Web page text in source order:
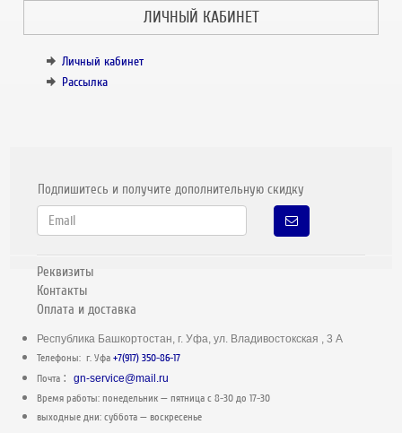
ЛИЧНЫЙ КАБИНЕТ
Личный кабинет
Рассылка
Подпишитесь и получите дополнительную скидку
Реквизиты
Контакты
Оплата и доставка
Республика Башкортостан, г. Уфа, ул. Владивостокская , 3 А
Телефоны: г. Уфа+7(917) 350-86-17
Почта :gn-service@mail.ru
Время работы: понедельник — пятница c 8-30 до 17-30
выходные дни: суббота — воскресенье